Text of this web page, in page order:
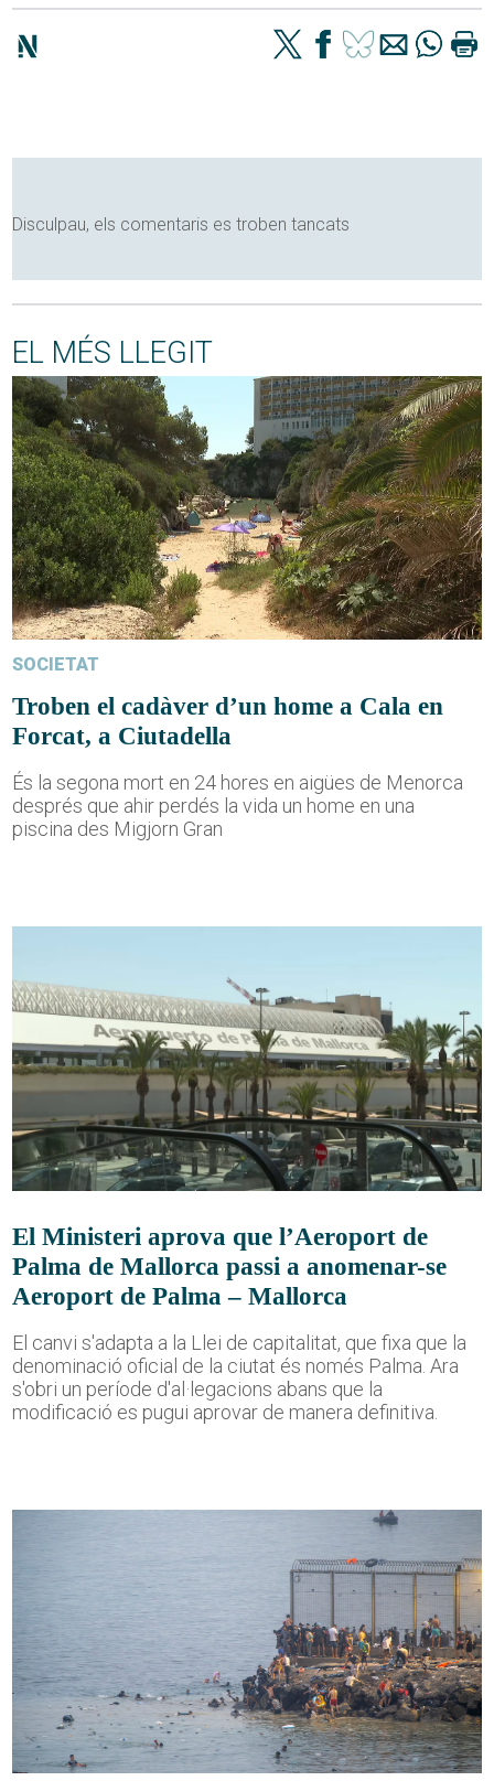
Disculpau, els comentaris es troben tancats
EL MÉS LLEGIT
SOCIETAT
Troben el cadàver d’un home a Cala en
Forcat, a Ciutadella
És la segona mort en 24 hores en aigües de Menorca
després que ahir perdés la vida un home en una
piscina des Migjorn Gran
El Ministeri aprova que l’Aeroport de
Palma de Mallorca passi a anomenar-se
Aeroport de Palma – Mallorca
El canvi s'adapta a la Llei de capitalitat, que fixa que la
denominació oficial de la ciutat és només Palma. Ara
s'obri un període d'al·legacions abans que la
modificació es pugui aprovar de manera definitiva.